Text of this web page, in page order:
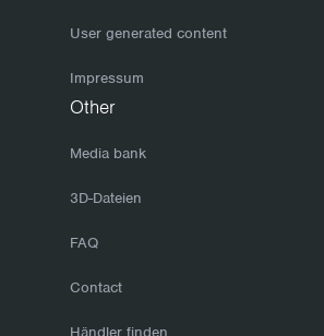
User generated content
Impressum
Other
Media bank
3D-Dateien
FAQ
Contact